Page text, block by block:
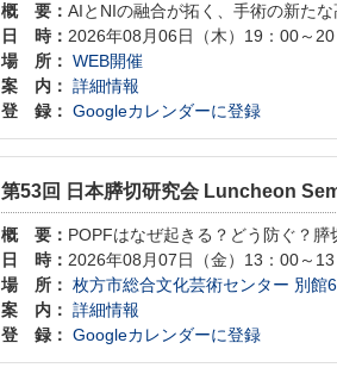
概 要： AIとNIの融合が拓く、手術の新た
日 時： 2026年08月06日（木）19：00～
場 所： WEB開催
案 内： 詳細情報
登 録： Googleカレンダーに登録
第53回 日本膵切研究会 Luncheon
概 要： POPFはなぜ起きる？どう防ぐ？
日 時： 2026年08月07日（金）13：00～
場 所： 枚方市総合文化芸術センター 別館
案 内： 詳細情報
登 録： Googleカレンダーに登録